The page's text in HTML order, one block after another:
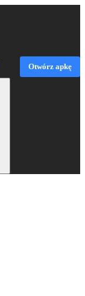
Otwórz apkę